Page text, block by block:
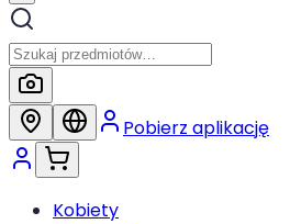
Pobierz aplikację
Kobiety